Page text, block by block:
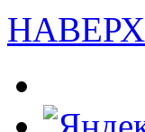
НАВЕРХ